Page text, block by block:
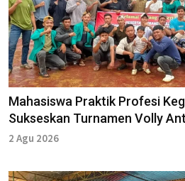
Mahasiswa Praktik Profesi
Sukseskan Turnamen Volly
2 Agu 2026